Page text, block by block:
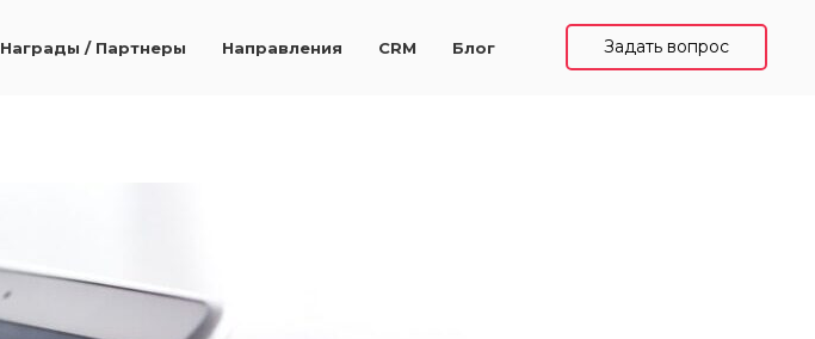
Награды / Партнеры Направления CRM Блог Задать вопрос